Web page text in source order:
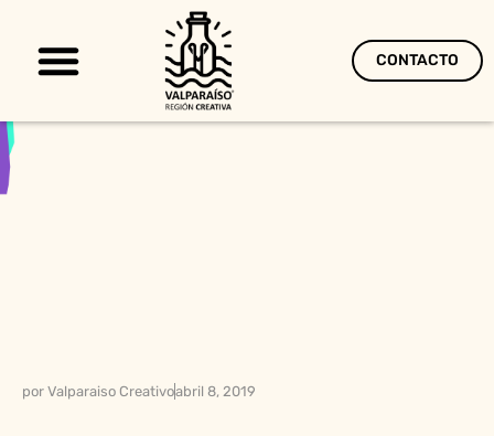
CONTACTO
por Valparaiso Creativoabril 8, 2019